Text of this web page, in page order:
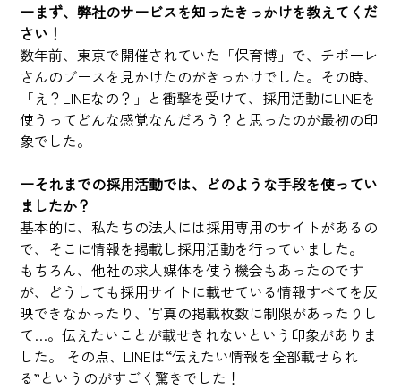
ーまず、弊社のサービスを知ったきっかけを教えてくだ
さい！
数年前、東京で開催されていた「保育博」で、チポーレ
さんのブースを見かけたのがきっかけでした。その時、
「え？LINEなの？」と衝撃を受けて、採用活動にLINEを
使うってどんな感覚なんだろう？と思ったのが最初の印
象でした。
ーそれまでの採用活動では、どのような手段を使ってい
ましたか？
基本的に、私たちの法人には採用専用のサイトがあるの
で、そこに情報を掲載し採用活動を行っていました。
もちろん、他社の求人媒体を使う機会もあったのです
が、どうしても採用サイトに載せている情報すべてを反
映できなかったり、写真の掲載枚数に制限があったりし
て…。伝えたいことが載せきれないという印象がありま
した。 その点、LINEは“伝えたい情報を全部載せられ
る”というのがすごく驚きでした！